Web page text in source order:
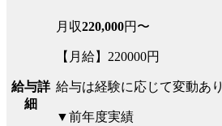
給与詳
細
月収220,000円〜
【月給】220000円
給与は経験に応じて変動あり
▼前年度実績